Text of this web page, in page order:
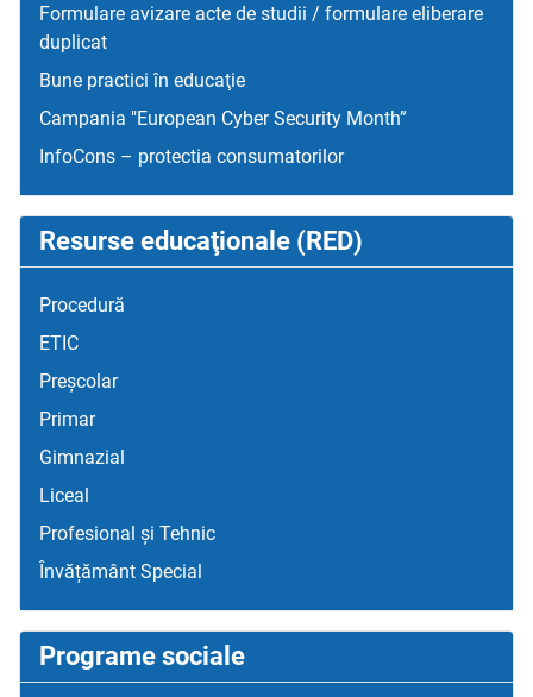
Formulare avizare acte de studii / formulare eliberare
duplicat
Bune practici în educaţie
Campania "European Cyber Security Month”
InfoCons – protectia consumatorilor
Resurse educaţionale (RED)
Procedură
ETIC
Preșcolar
Primar
Gimnazial
Liceal
Profesional și Tehnic
Învățământ Special
Programe sociale